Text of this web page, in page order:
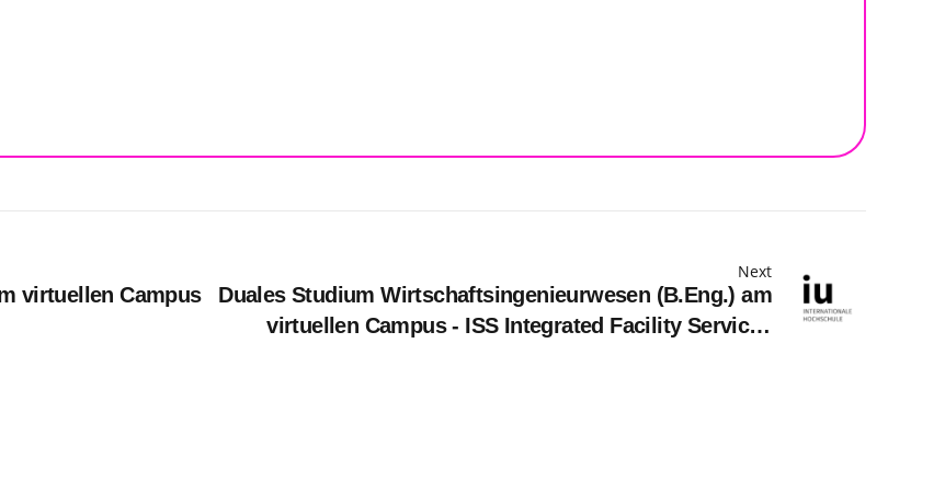
virtuellen Campus
Next
Duales Studium Wirtschaftsingenieurwesen (B.Eng.) am
virtuellen Campus - ISS Integrated Facility Services